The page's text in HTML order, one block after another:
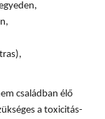
családban élő
a toxicitás-